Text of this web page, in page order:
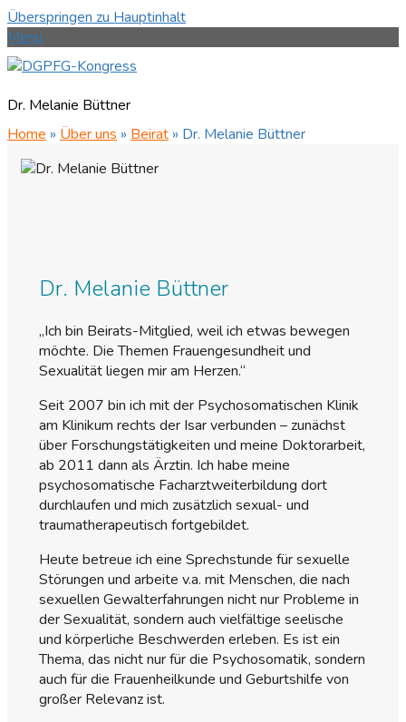
Überspringen zu Hauptinhalt
Menü
Dr. Melanie Büttner
Home » Über uns » Beirat » Dr. Melanie Büttner
Dr. Melanie Büttner
„Ich bin Beirats-Mitglied, weil ich etwas bewegen
möchte. Die Themen Frauengesundheit und
Sexualität liegen mir am Herzen.“
Seit 2007 bin ich mit der Psychosomatischen Klinik
am Klinikum rechts der Isar verbunden – zunächst
über Forschungstätigkeiten und meine Doktorarbeit,
ab 2011 dann als Ärztin. Ich habe meine
psychosomatische Facharztweiterbildung dort
durchlaufen und mich zusätzlich sexual- und
traumatherapeutisch fortgebildet.
Heute betreue ich eine Sprechstunde für sexuelle
Störungen und arbeite v.a. mit Menschen, die nach
sexuellen Gewalterfahrungen nicht nur Probleme in
der Sexualität, sondern auch vielfältige seelische
und körperliche Beschwerden erleben. Es ist ein
Thema, das nicht nur für die Psychosomatik, sondern
auch für die Frauenheilkunde und Geburtshilfe von
großer Relevanz ist.